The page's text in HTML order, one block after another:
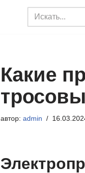
Какие
автор: admin